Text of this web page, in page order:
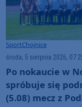
SportChojnice
środa, 5 sierpnia 2026,
Po nokaucie w
spróbuje się
(5.08) mecz z